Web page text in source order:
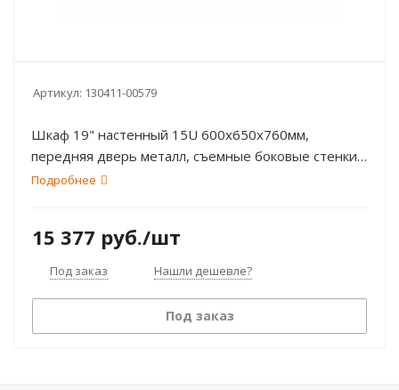
Артикул: 130411-00579
Шкаф 19" настенный 15U 600х650х760мм,
передняя дверь металл, съемные боковые стенки,
серый: RAL 7035 ССД ШТ-НСр-15U-600-650-М
Подробнее
15 377 руб./шт
Под заказ Нашли дешевле?
Под заказ